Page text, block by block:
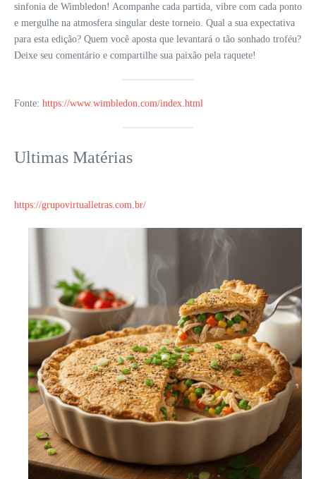
sinfonia de Wimbledon! Acompanhe cada partida, vibre com cada ponto
e mergulhe na atmosfera singular deste torneio. Qual a sua expectativa
para esta edição? Quem você aposta que levantará o tão sonhado troféu?
Deixe seu comentário e compartilhe sua paixão pela raquete!
Fonte: https://www.wimbledon.com/index.html
Ultimas Matérias
https://grupovirtualletras.com.br/